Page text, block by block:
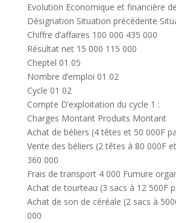
Evolution Economique et financière
Désignation Situation précédente
Chiffre d’affaires 100 000 435 000
Résultat net 15 000 115 000
Cheptel 01 05
Nombre d’emploi 01 02
Cycle 01 02
Compte D’exploitation du cycle 1 :
Charges Montant Produits Montant
Achat de béliers (4 têtes et 50 000F
Vente des béliers (2 têtes à 80 000F
360 000
Frais de transport 4 000 Fumure
Achat de tourteau (3 sacs à 12 500F
Achat de son de céréale (2 sacs à
000